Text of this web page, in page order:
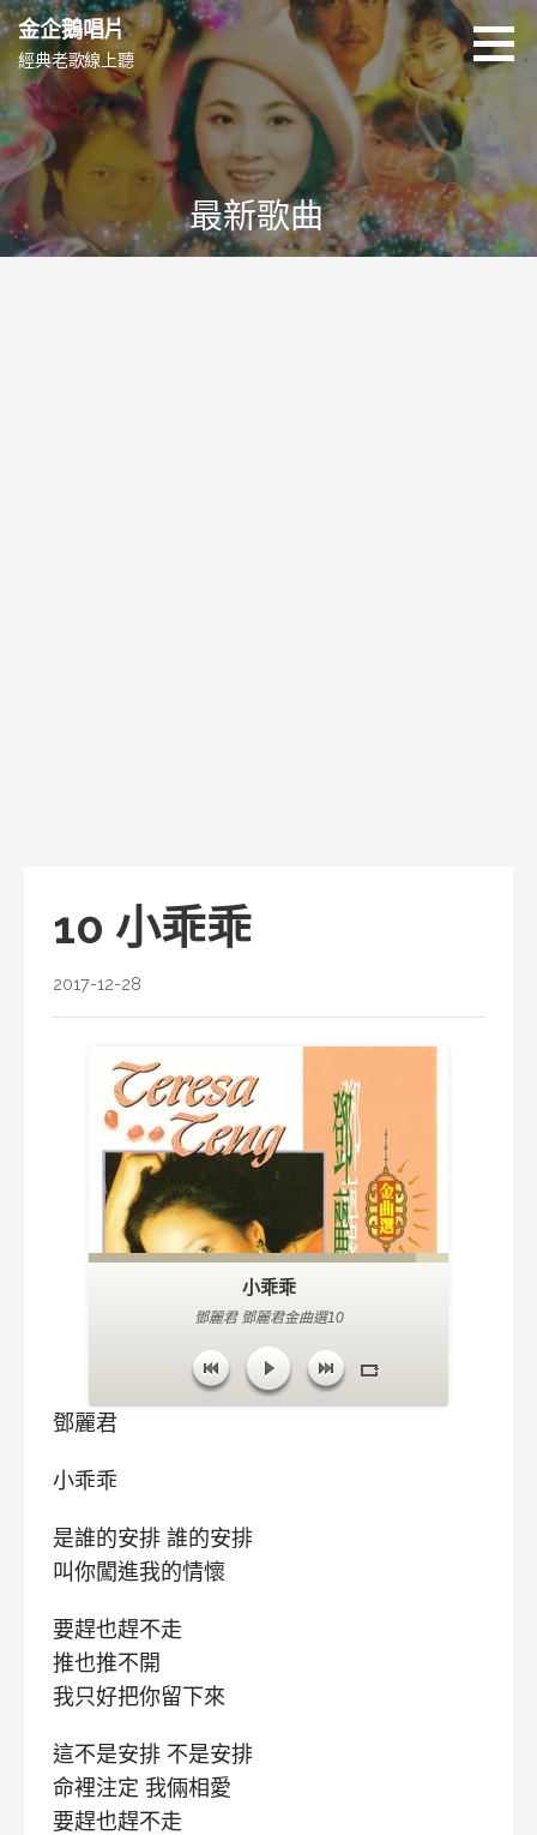
跳
至
主
要
內
容
金企鵝唱片
經典老歌線上聽
最新歌曲
10 小乖乖
2017-12-28
小乖乖
鄧麗君 鄧麗君金曲選10
鄧麗君
小乖乖
是誰的安排 誰的安排
叫你闖進我的情懷
要趕也趕不走
推也推不開
我只好把你留下來
這不是安排 不是安排
命裡注定 我倆相愛
要趕也趕不走